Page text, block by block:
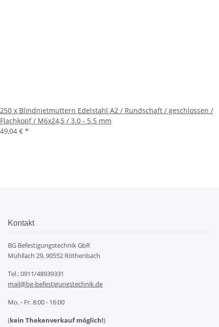
250 x Blindnietmuttern Edelstahl A2 / Rundschaft / geschlossen /
Flachkopf / M6x24,5 / 3.0 - 5.5 mm
49,04 € *
Kontakt
BG Befestigungstechnik GbR
Mühllach 29, 90552 Röthenbach
Tel.: 0911/48939331
mail@bg-befestigungstechnik.de
Mo. - Fr. 8:00 - 16:00
(kein Thekenverkauf möglich!)